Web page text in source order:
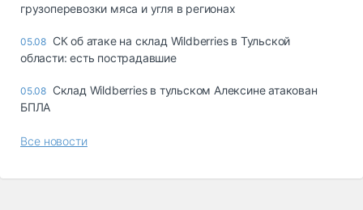
грузоперевозки мяса и угля в регионах
05.08 СК об атаке на склад Wildberries в Тульской
области: есть пострадавшие
05.08 Склад Wildberries в тульском Алексине атакован
БПЛА
Все новости